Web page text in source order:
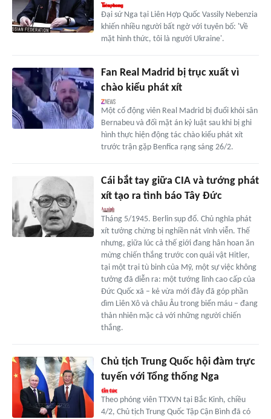
Đại sứ Nga tại Liên Hợp Quốc Vassily Nebenzia
khiến nhiều người bất ngờ với tuyên bố: 'Về
mặt hình thức, tôi là người Ukraine'.
Fan Real Madrid bị trục xuất vì
chào kiểu phát xít
Một cổ động viên Real Madrid bị đuổi khỏi sân
Bernabeu và đối mặt án kỷ luật sau khi bị ghi
hình thực hiện động tác chào kiểu phát xít
trước trận gặp Benfica rạng sáng 26/2.
Cái bắt tay giữa CIA và tướng phát
xít tạo ra tình báo Tây Đức
Tháng 5/1945. Berlin sụp đổ. Chủ nghĩa phát
xít tưởng chừng bị nghiền nát vĩnh viễn. Thế
nhưng, giữa lúc cả thế giới đang hân hoan ăn
mừng chiến thắng trước con quái vật Hitler,
tại một trại tù binh của Mỹ, một sự việc không
tưởng đã diễn ra: một tướng lĩnh cao cấp của
Đức Quốc xã – kẻ vừa mới đây đã góp phần
dìm Liên Xô và châu Âu trong biển máu – đang
thản nhiên mặc cả với những người chiến
thắng.
Chủ tịch Trung Quốc hội đàm trực
tuyến với Tổng thống Nga
Theo phóng viên TTXVN tại Bắc Kinh, chiều
4/2, Chủ tịch Trung Quốc Tập Cận Bình đã có